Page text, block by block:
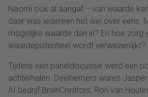
Naomi ook al aangaf – van waarde
daar was iedereen het wel over eens.
mogelijke waarde dan in? En hoe zorg
waardepotentieel wordt verwezenlijkt?
Tijdens een paneldiscussie werd een
achterhalen. Deelnemers waren
AI bedrijf BrainCreators, Ron van